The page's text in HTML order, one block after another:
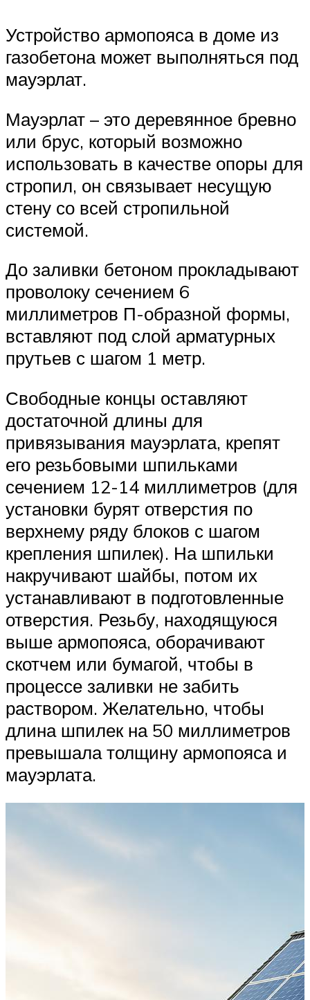
Устройство армопояса в доме из
газобетона может выполняться под
мауэрлат.
Мауэрлат – это деревянное бревно
или брус, который возможно
использовать в качестве опоры для
стропил, он связывает несущую
стену со всей стропильной
системой.
До заливки бетоном прокладывают
проволоку сечением 6
миллиметров П-образной формы,
вставляют под слой арматурных
прутьев с шагом 1 метр.
Свободные концы оставляют
достаточной длины для
привязывания мауэрлата, крепят
его резьбовыми шпильками
сечением 12-14 миллиметров (для
установки бурят отверстия по
верхнему ряду блоков с шагом
крепления шпилек). На шпильки
накручивают шайбы, потом их
устанавливают в подготовленные
отверстия. Резьбу, находящуюся
выше армопояса, оборачивают
скотчем или бумагой, чтобы в
процессе заливки не забить
раствором. Желательно, чтобы
длина шпилек на 50 миллиметров
превышала толщину армопояса и
мауэрлата.